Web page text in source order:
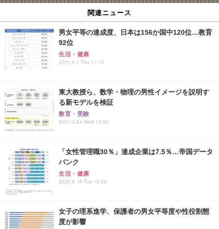
関連ニュース
男女平等の達成度、日本は156か国中120位…教育
92位
生活・健康
2021.4.1 Thu 11:15
東大教授ら、数学・物理の男性イメージを説明す
る新モデルを検証
教育・受験
2021.3.24 Wed 15:45
「女性管理職30％」達成企業は7.5％…帝国データ
バンク
生活・健康
2020.8.18 Tue 15:45
女子の理系進学、保護者の男女平等度や性役割態
度が影響